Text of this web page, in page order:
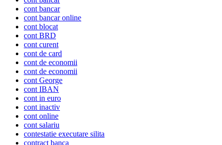
cont bancar
cont bancar online
cont blocat
cont BRD
cont curent
cont de card
cont de economii
cont de economii
cont George
cont IBAN
cont in euro
cont inactiv
cont online
cont salariu
contestatie executare silita
contract banca